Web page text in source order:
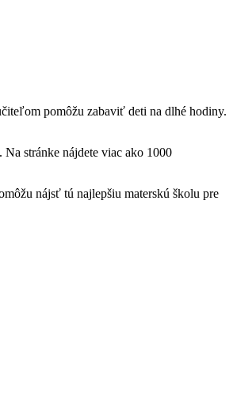
pomôžu zabaviť deti na dlhé hodiny.
stránke nájdete viac ako 1000
nájsť tú najlepšiu materskú školu pre